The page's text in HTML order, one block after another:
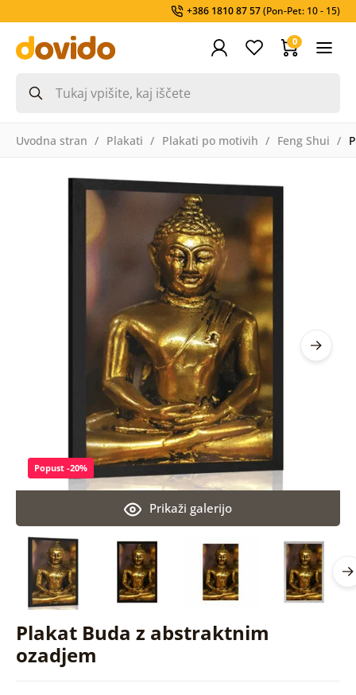
+386 1810 87 57(Pon-Pet: 10 - 15)
0
Uvodna stran Plakati Plakati po motivih Feng Shui
Plakat Buda z abstraktnim
ozadjem
Prikaži galerijo
Popust -20%